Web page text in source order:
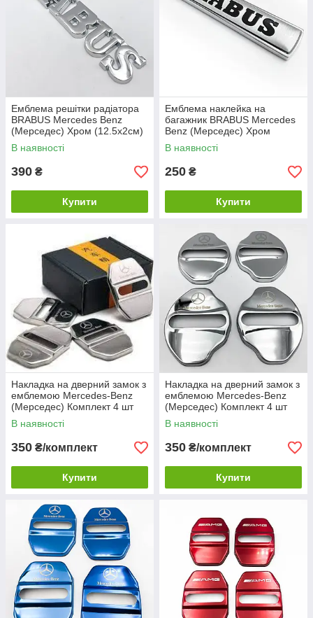
Емблема решітки радіатора
BRABUS Mercedes Benz
(Мерседес) Хром (12.5х2см)
В наявності
390 ₴
Купити
Емблема наклейка на
багажник BRABUS Mercedes
Benz (Мерседес) Хром
(7.5х1.5см)
В наявності
250 ₴
Купити
Накладка на дверний замок з
емблемою Mercedes-Benz
(Мерседес) Комплект 4 шт
Хром
В наявності
350 ₴/комплект
Купити
Накладка на дверний замок з
емблемою Mercedes-Benz
(Мерседес) Комплект 4 шт
Хром
В наявності
350 ₴/комплект
Купити